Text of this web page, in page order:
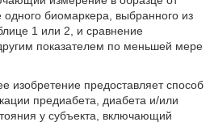
биомаркера, выбранного из
1 или 2, и сравнение
показателем по меньшей мере
изобретение предоставляет способ
предиабета, диабета и/или
у субъекта, включающий